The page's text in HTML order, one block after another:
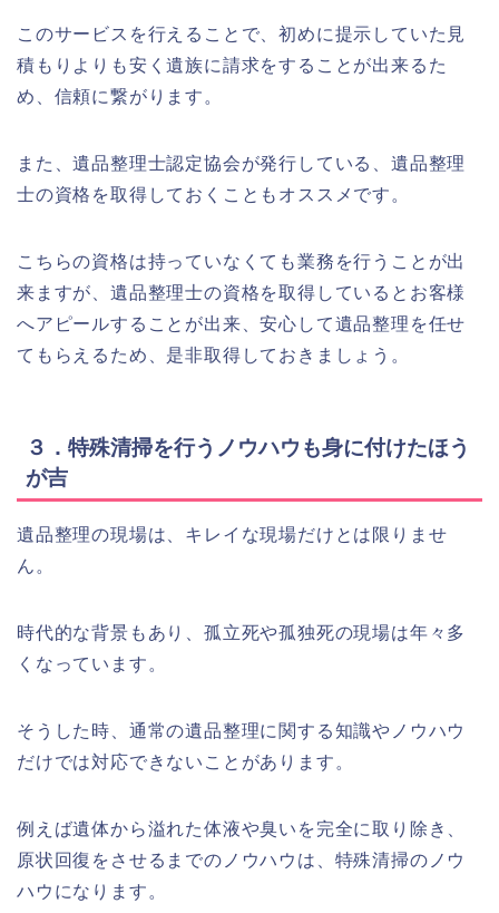
このサービスを行えることで、初めに提示していた見
積もりよりも安く遺族に請求をすることが出来るた
め、信頼に繋がります。
また、遺品整理士認定協会が発行している、遺品整理
士の資格を取得しておくこともオススメです。
こちらの資格は持っていなくても業務を行うことが出
来ますが、遺品整理士の資格を取得しているとお客様
へアピールすることが出来、安心して遺品整理を任せ
てもらえるため、是非取得しておきましょう。
３．特殊清掃を行うノウハウも身に付けたほう
が吉
遺品整理の現場は、キレイな現場だけとは限りませ
ん。
時代的な背景もあり、孤立死や孤独死の現場は年々多
くなっています。
そうした時、通常の遺品整理に関する知識やノウハウ
だけでは対応できないことがあります。
例えば遺体から溢れた体液や臭いを完全に取り除き、
原状回復をさせるまでのノウハウは、特殊清掃のノウ
ハウになります。